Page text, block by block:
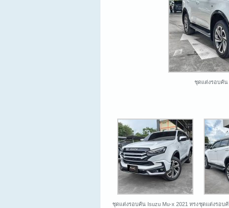
ชุดแต่งรอบคัน
ชุดแต่งรอบคัน Isuzu Mu-x 2021 ทรงชุดแต่งรอบคั